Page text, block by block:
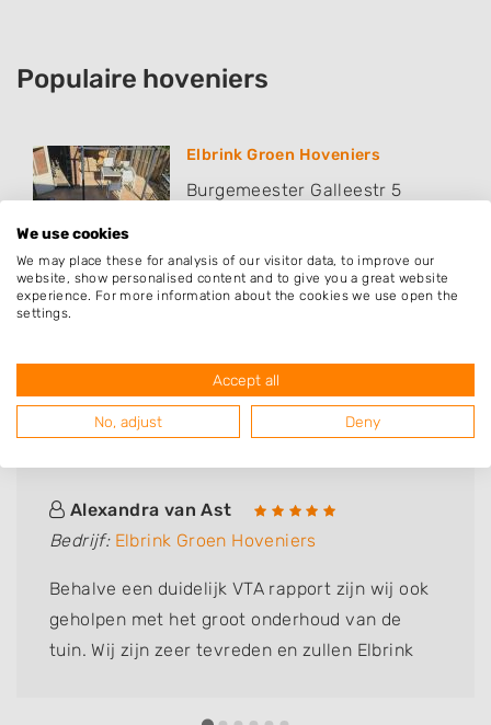
Populaire hoveniers
Elbrink Groen Hoveniers
Burgemeester Galleestr 5
Deze mensen gingen u voor
Alexandra van Ast
Bedrijf: Elbrink Groen Hoveniers
Behalve een duidelijk VTA rapport zijn wij ook
geholpen met het groot onderhoud van de
tuin. Wij zijn zeer tevreden en zullen Elbrink
We use cookies
We may place these for analysis of our visitor data, to improve our
website, show personalised content and to give you a great website
experience. For more information about the cookies we use open the
settings.
Accept all
No, adjust Deny